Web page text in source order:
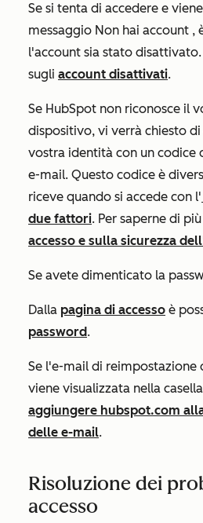
Se si tenta di accedere e
messaggio Non hai account ,
l'account sia stato
sugli account disattivati.
Se HubSpot non riconosce il
dispositivo, vi verrà chiesto
vostra identità con un codice
e-mail. Questo codice è
riceve quando si accede con l'
due fattori. Per saperne di
accesso e sulla sicurezza
Se avete dimenticato la
Dalla pagina di accesso è
password.
Se l'e-mail di reimpostazione
viene visualizzata nella
aggiungere hubspot.com
delle e-mail.
Risoluzione dei
accesso